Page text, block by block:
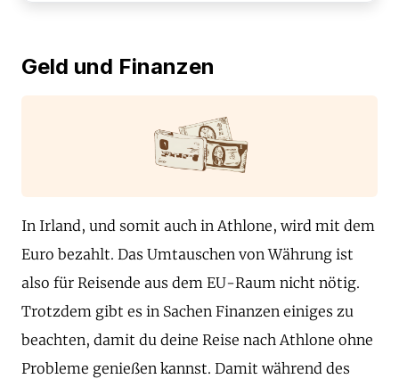
Geld und Finanzen
In Irland, und somit auch in Athlone, wird mit dem
Euro bezahlt. Das Umtauschen von Währung ist
also für Reisende aus dem EU-Raum nicht nötig.
Trotzdem gibt es in Sachen Finanzen einiges zu
beachten, damit du deine Reise nach Athlone ohne
Probleme genießen kannst. Damit während des